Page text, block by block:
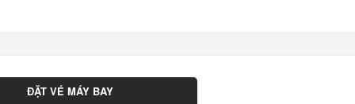
ĐẶT VÉ MÁY BAY